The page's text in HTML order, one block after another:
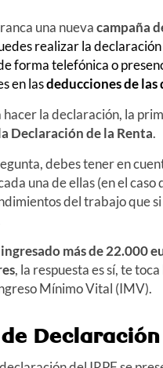
una nuevacampaña
realizar la
forma telefónica o
en lasdeducciones de
la declaración, la
Declaración de la Renta.
debes tener en
una de ellas (en el
del trabajo que
ingresado más de 22.000
, la respuesta es sí, te
Mínimo Vital (IMV).